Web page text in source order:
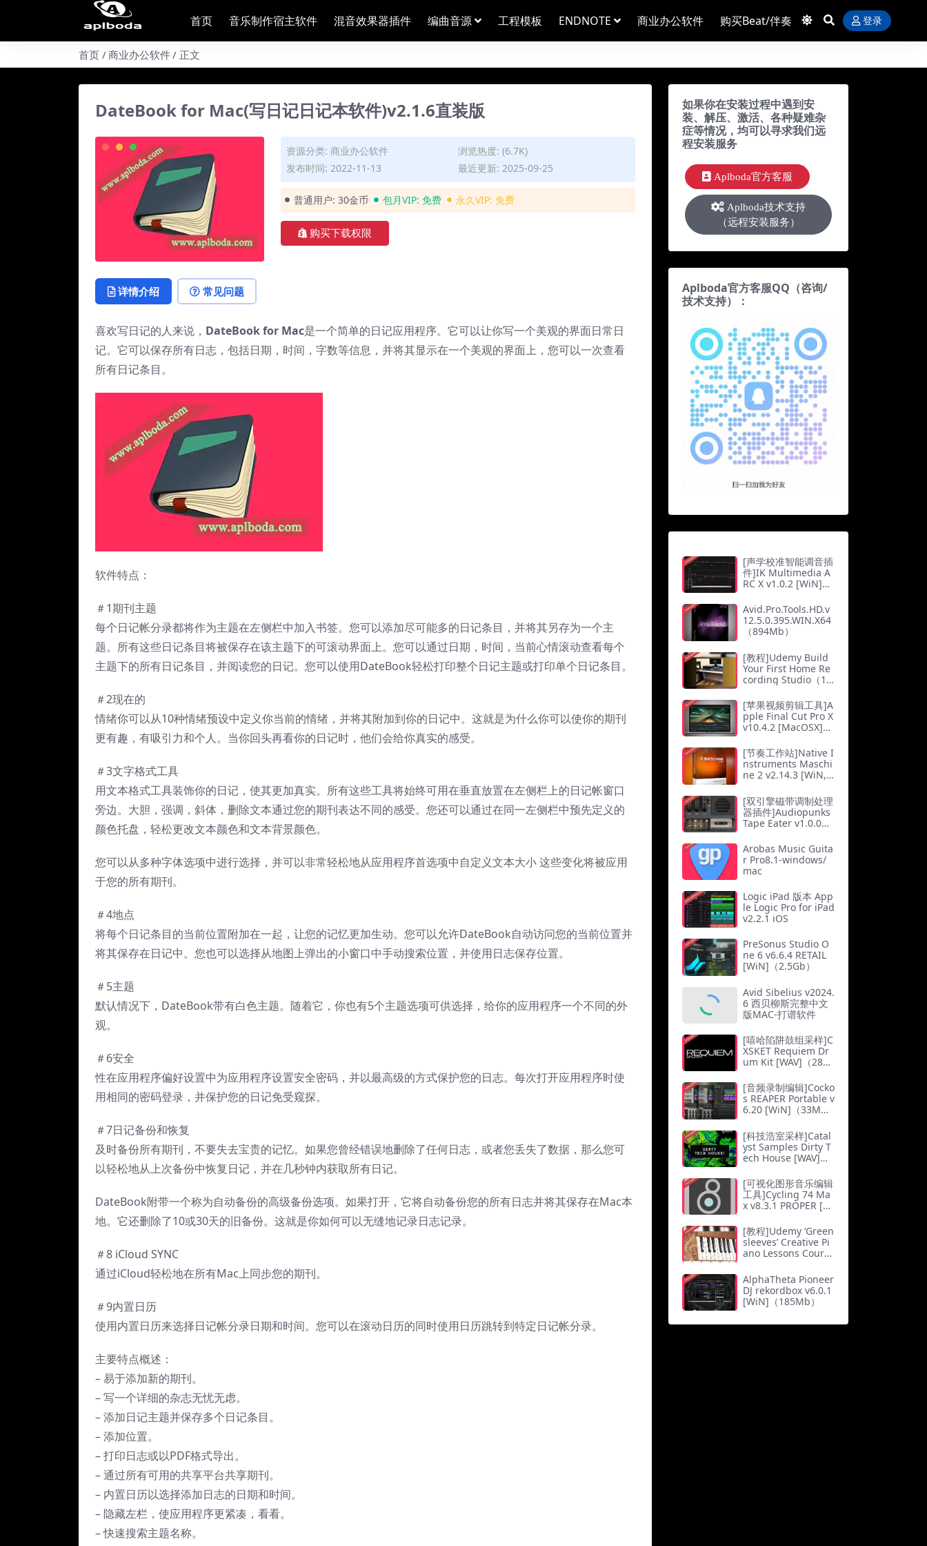
首页 音乐制作宿主软件 混音效果器插件 编曲音源 工程模板 ENDNOTE 商业办公软件 购买Beat/伴奏 登录
首页 商业办公软件 正文
DateBook for Mac(写日记日记本软件)v2.1.6直装版
资源分类: 商业办公软件
浏览热度: (6.7K)
发布时间: 2022-11-13
最近更新: 2025-09-25
普通用户: 30金币 包月VIP: 免费 永久VIP: 免费
购买下载权限
详情介绍 常见问题
喜欢写日记的人来说， DateBook for Mac是一个简单的日记应用程序。它可以让你写一个美观的界面日常日
记。它可以保存所有日志，包括日期，时间，字数等信息，并将其显示在一个美观的界面上，您可以一次查看
所有日记条目。
软件特点：
＃1期刊主题
每个日记帐分录都将作为主题在左侧栏中加入书签。您可以添加尽可能多的日记条目，并将其另存为一个主
题。所有这些日记条目将被保存在该主题下的可滚动界面上。您可以通过日期，时间，当前心情滚动查看每个
主题下的所有日记条目，并阅读您的日记。您可以使用DateBook轻松打印整个日记主题或打印单个日记条目。
＃2现在的
情绪你可以从10种情绪预设中定义你当前的情绪，并将其附加到你的日记中。这就是为什么你可以使你的期刊
更有趣，有吸引力和个人。当你回头再看你的日记时，他们会给你真实的感受。
＃3文字格式工具
用文本格式工具装饰你的日记，使其更加真实。所有这些工具将始终可用在垂直放置在左侧栏上的日记帐窗口
旁边。大胆，强调，斜体，删除文本通过您的期刊表达不同的感受。您还可以通过在同一左侧栏中预先定义的
颜色托盘，轻松更改文本颜色和文本背景颜色。
您可以从多种字体选项中进行选择，并可以非常轻松地从应用程序首选项中自定义文本大小 这些变化将被应用
于您的所有期刊。
＃4地点
将每个日记条目的当前位置附加在一起，让您的记忆更加生动。您可以允许DateBook自动访问您的当前位置并
将其保存在日记中。您也可以选择从地图上弹出的小窗口中手动搜索位置，并使用日志保存位置。
＃5主题
默认情况下，DateBook带有白色主题。随着它，你也有5个主题选项可供选择，给你的应用程序一个不同的外
观。
＃6安全
性在应用程序偏好设置中为应用程序设置安全密码，并以最高级的方式保护您的日志。每次打开应用程序时使
用相同的密码登录，并保护您的日记免受窥探。
＃7日记备份和恢复
及时备份所有期刊，不要失去宝贵的记忆。如果您曾经错误地删除了任何日志，或者您丢失了数据，那么您可
以轻松地从上次备份中恢复日记，并在几秒钟内获取所有日记。
DateBook附带一个称为自动备份的高级备份选项。如果打开，它将自动备份您的所有日志并将其保存在Mac本
地。它还删除了10或30天的旧备份。这就是你如何可以无缝地记录日志记录。
＃8 iCloud SYNC
通过iCloud轻松地在所有Mac上同步您的期刊。
＃9内置日历
使用内置日历来选择日记帐分录日期和时间。您可以在滚动日历的同时使用日历跳转到特定日记帐分录。
主要特点概述：
– 易于添加新的期刊。
– 写一个详细的杂志无忧无虑。
– 添加日记主题并保存多个日记条目。
– 添加位置。
– 打印日志或以PDF格式导出。
– 通过所有可用的共享平台共享期刊。
– 内置日历以选择添加日志的日期和时间。
– 隐藏左栏，使应用程序更紧凑，看看。
– 快速搜索主题名称。
如果你在安装过程中遇到安
装、解压、激活、各种疑难杂
症等情况，均可以寻求我们远
程安装服务
Aplboda官方客服
Aplboda技术支持
（远程安装服务）
Aplboda官方客服QQ（咨询/
技术支持）：
[声学校准智能调音插
件]IK Multimedia A
RC X v1.0.2 [WiN]
Avid.Pro.Tools.HD.v
12.5.0.395.WIN.X64
（894Mb）
[教程]Udemy Build
Your First Home Re
cording Studio（1.3
[苹果视频剪辑工具]A
pple Final Cut Pro X
v10.4.2 [MacOSX]
[节奏工作站]Native I
nstruments Maschi
ne 2 v2.14.3 [WiN,
b）
[双引擎磁带调制处理
器插件]Audiopunks
Tape Eater v1.0.0
Arobas Music Guita
r Pro8.1-windows/
mac
Logic iPad 版本 App
le Logic Pro for iPad
v2.2.1 iOS
PreSonus Studio O
ne 6 v6.6.4 RETAIL
[WiN]（2.5Gb）
Avid Sibelius v2024.
6 西贝柳斯完整中文
版MAC-打谱软件
[嘻哈陷阱鼓组采样]C
XSKET Requiem Dr
um Kit [WAV]（287
[音频录制编辑]Cocko
s REAPER Portable v
6.20 [WiN]（33M
[科技浩室采样]Catal
yst Samples Dirty T
ech House [WAV]
[可视化图形音乐编辑
工具]Cycling 74 Ma
x v8.3.1 PROPER [Wi
[教程]Udemy ‘Green
sleeves’ Creative Pi
ano Lessons Course
AlphaTheta Pioneer
DJ rekordbox v6.0.1
[WiN]（185Mb）